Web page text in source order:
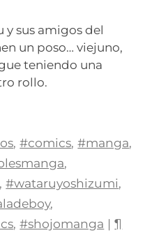
y sus amigos del
un poso… viejuno,
teniendo una
rollo.
,#comics,#manga,
,
,#wataruyoshizumi,
,
,#shojomanga |¶